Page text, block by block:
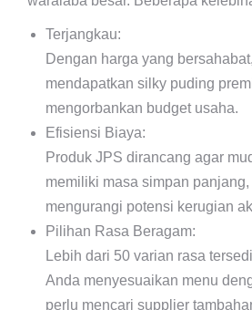
Terjangkau:
Dengan harga yang
mendapatkan silky puding
mengorbankan budget usaha.
Efisiensi Biaya:
Produk JPS dirancang agar
memiliki masa simpan
mengurangi potensi kerugian
Pilihan Rasa Beragam:
Lebih dari 50 varian rasa
Anda menyesuaikan menu
perlu mencari supplier